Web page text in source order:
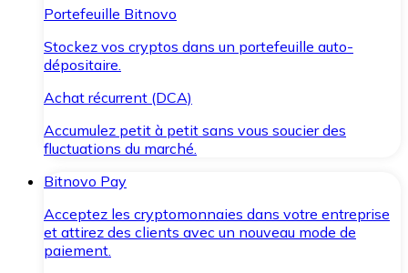
Portefeuille Bitnovo
Stockez vos cryptos dans un portefeuille auto-
dépositaire.
Achat récurrent (DCA)
Accumulez petit à petit sans vous soucier des
fluctuations du marché.
Bitnovo Pay
Acceptez les cryptomonnaies dans votre entreprise
et attirez des clients avec un nouveau mode de
paiement.